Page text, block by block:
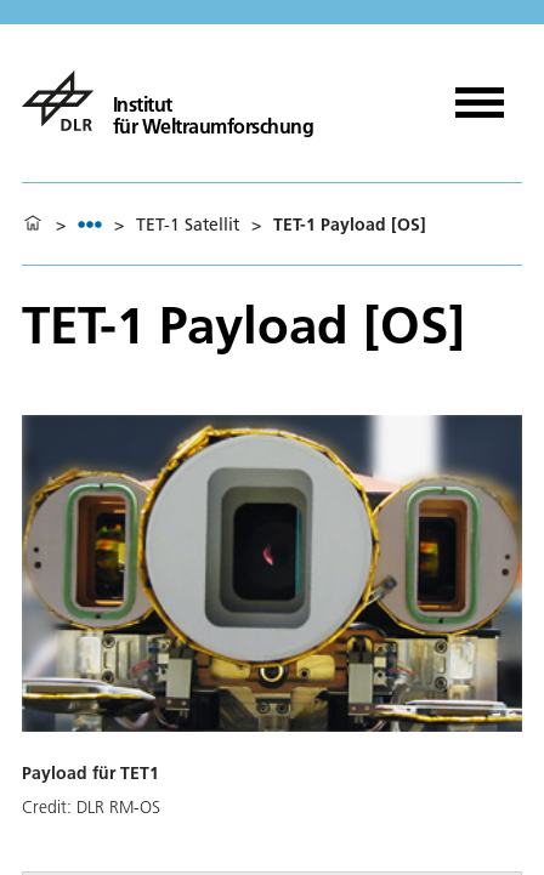
Institut
für Weltraumforschung
> > TET-1 Satellit > TET-1 Payload [OS]
TET-1 Payload [OS]
Payload für TET1
Credit: DLR RM-OS